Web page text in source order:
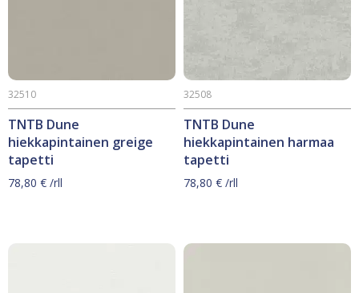
TNTB Dune
hiekkapintainen greige
tapetti
32510
78,80 € /rll
TNTB Dune
hiekkapintainen harmaa
tapetti
32508
78,80 € /rll